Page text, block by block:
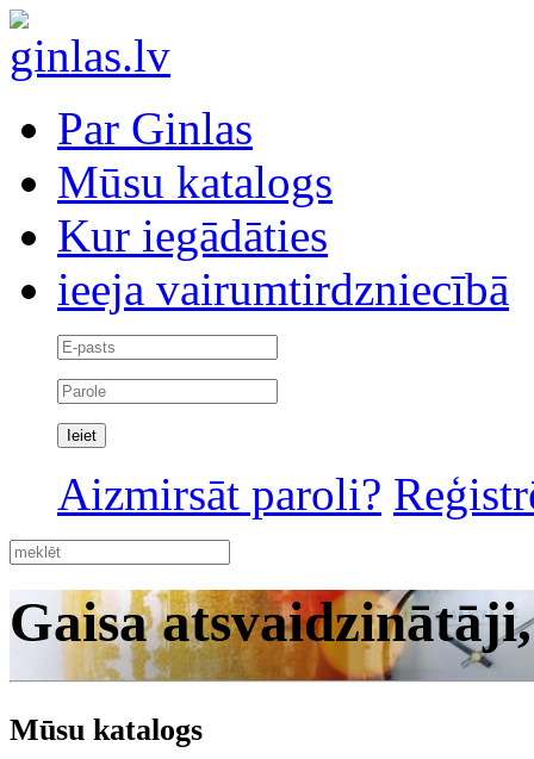
Par Ginlas
Mūsu katalogs
Kur iegādāties
ieeja vairumtirdzniecībā
Aizmirsāt paroli?
Gaisa atsvaidzinātāji,
Mūsu katalogs